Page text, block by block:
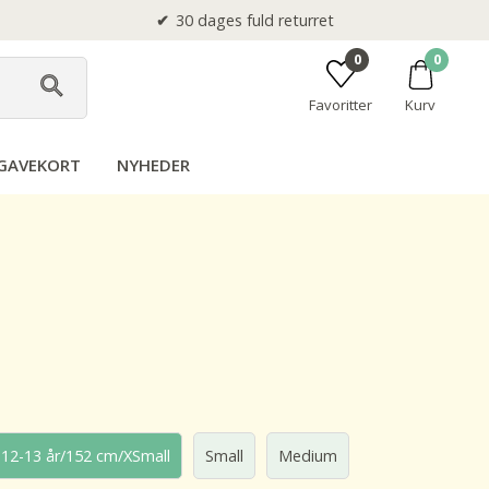
30 dages fuld returret
0
Favoritter
0
Kurv
NYHEDER
12-13 år/152 cm/XSmall Small Medium